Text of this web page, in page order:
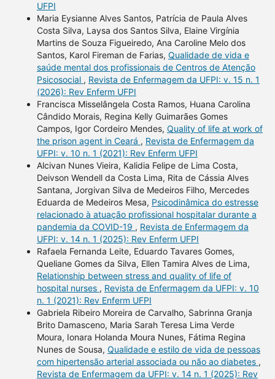
UFPI
Maria Eysianne Alves Santos, Patrícia de Paula Alves
Costa Silva, Laysa dos Santos Silva, Elaine Virgínia
Martins de Souza Figueiredo, Ana Caroline Melo dos
Santos, Karol Fireman de Farias, Qualidade de vida e
saúde mental dos profissionais de Centros de Atenção
Psicosocial , Revista de Enfermagem da UFPI: v. 15 n. 1
(2026): Rev Enferm UFPI
Francisca Misselângela Costa Ramos, Huana Carolina
Cândido Morais, Regina Kelly Guimarães Gomes
Campos, Igor Cordeiro Mendes, Quality of life at work of
the prison agent in Ceará , Revista de Enfermagem da
UFPI: v. 10 n. 1 (2021): Rev Enferm UFPI
Alcivan Nunes Vieira, Kalidia Felipe de Lima Costa,
Deivson Wendell da Costa Lima, Rita de Cássia Alves
Santana, Jorgivan Silva de Medeiros Filho, Mercedes
Eduarda de Medeiros Mesa, Psicodinâmica do estresse
relacionado à atuação profissional hospitalar durante a
pandemia da COVID-19 , Revista de Enfermagem da
UFPI: v. 14 n. 1 (2025): Rev Enferm UFPI
Rafaela Fernanda Leite, Eduardo Tavares Gomes,
Queliane Gomes da Silva, Ellen Tamira Alves de Lima,
Relationship between stress and quality of life of
hospital nurses , Revista de Enfermagem da UFPI: v. 10
n. 1 (2021): Rev Enferm UFPI
Gabriela Ribeiro Moreira de Carvalho, Sabrinna Granja
Brito Damasceno, Maria Sarah Teresa Lima Verde
Moura, Ionara Holanda Moura Nunes, Fátima Regina
Nunes de Sousa, Qualidade e estilo de vida de pessoas
com hipertensão arterial associada ou não ao diabetes ,
Revista de Enfermagem da UFPI: v. 14 n. 1 (2025): Rev